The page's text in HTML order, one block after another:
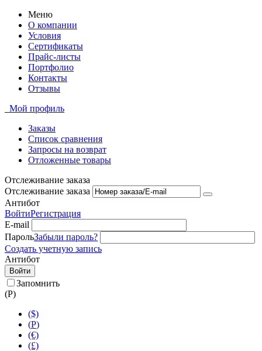
Меню
О компании
Условия
Сертификаты
Прайс-листы
Портфолио
Контакты
Отзывы
Мой профиль
Заказы
Список сравнения
Запросы на возврат
Отложенные товары
Отслеживание заказа
Отслеживание заказа
Антибот
ВойтиРегистрация
E-mail
ПарольЗабыли пароль?
Создать учетную запись
Антибот
Войти
Запомнить
(Р)
($)
(Р)
(€)
(£)